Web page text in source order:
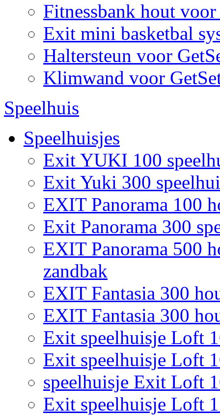
Fitnessbank hout voor
Exit mini basketbal
Haltersteun voor
Klimwand voor
Speelhuis
Speelhuisjes
Exit YUKI 100
Exit Yuki 300
EXIT Panorama 100
Exit Panorama 300
EXIT Panorama 500
zandbak
EXIT Fantasia 300
EXIT Fantasia 300
Exit speelhuisje Loft
Exit speelhuisje Loft
speelhuisje Exit Loft
Exit speelhuisje Loft